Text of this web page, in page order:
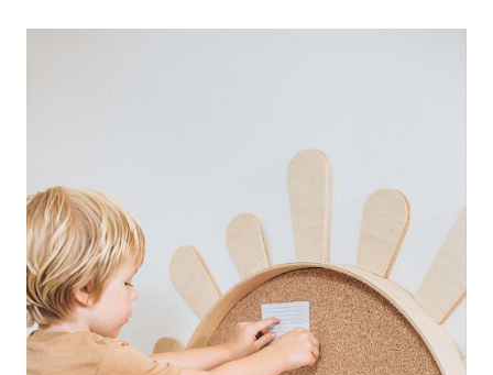
Możesz również dostosować wybory dotyczące